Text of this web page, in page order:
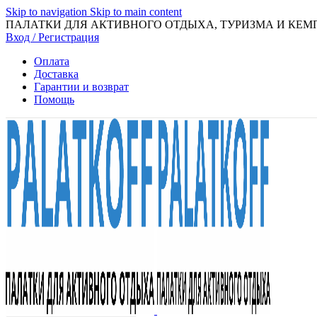
Skip to navigation Skip to main content
ПАЛАТКИ ДЛЯ АКТИВНОГО ОТДЫХА, ТУРИЗМА И
Вход / Регистрация
Оплата
Доставка
Гарантии и возврат
Помощь